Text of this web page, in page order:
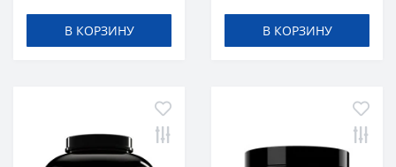
В КОРЗИНУ В КОРЗИНУ